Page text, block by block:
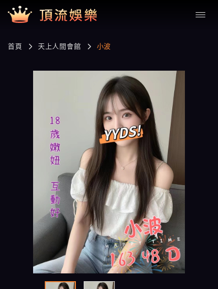
首頁 天上人間會館 小波